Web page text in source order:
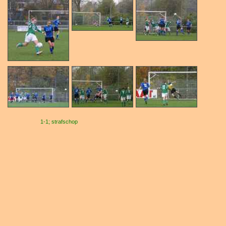
1-1; strafschop